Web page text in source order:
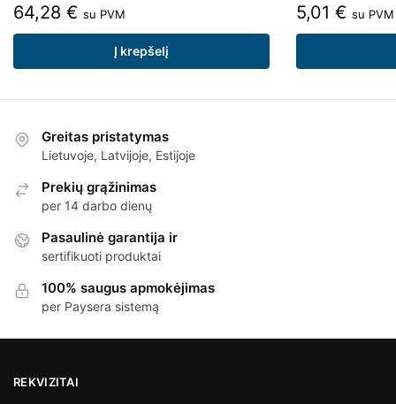
64,28 € su PVM
Į krepšelį
5,01 € su PVM
Greitas pristatymas
Lietuvoje, Latvijoje, Estijoje
Prekių grąžinimas
per 14 darbo dienų
Pasaulinė garantija ir
sertifikuoti produktai
100% saugus apmokėjimas
per Paysera sistemą
REKVIZITAI